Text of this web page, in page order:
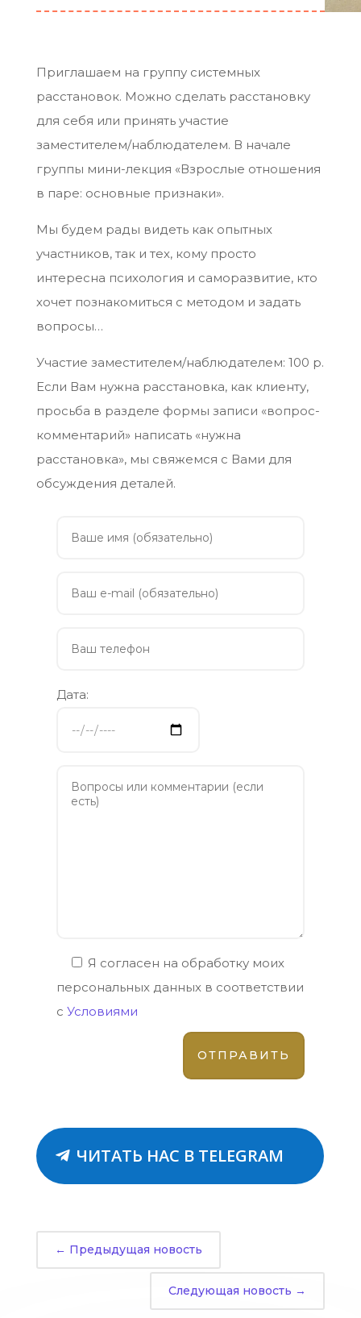
Приглашаем на группу системных
расстановок. Можно сделать расстановку
для себя или принять участие
заместителем/наблюдателем. В начале
группы мини-лекция «Взрослые отношения
в паре: основные признаки».
Мы будем рады видеть как опытных
участников, так и тех, кому просто
интересна психология и саморазвитие, кто
хочет познакомиться с методом и задать
вопросы…
Участие заместителем/наблюдателем: 100 р.
Если Вам нужна расстановка, как клиенту,
просьба в разделе формы записи «вопрос-
комментарий» написать «нужна
расстановка», мы свяжемся с Вами для
обсуждения деталей.
Дата:
Я согласен на обработку моих
персональных данных в соответствии
с Условиями
ЧИТАТЬ НАС В TELEGRAM
← Предыдущая новость
Следующая новость →